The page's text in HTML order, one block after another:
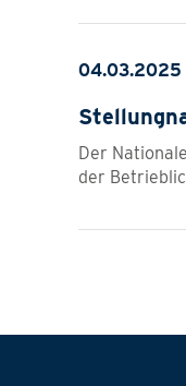
04.03.2025
Der
der